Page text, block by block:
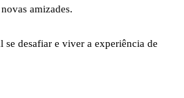
amizades.
se desafiar e viver a experiência de